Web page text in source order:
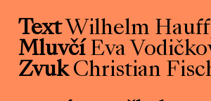
TextWilhelm
MluvčíEva
ZvukChristian